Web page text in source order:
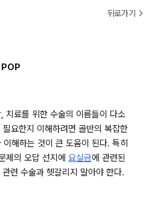
뒤로가기
치료를 위한 수술의 이름들이 다소
요한지 이해하려면 골반의 복잡한
해하는 것이 큰 도움이 된다. 특히
제의 오답 선지에 요실금에 관련된
련 수술과 헷갈리지 말아야 한다.